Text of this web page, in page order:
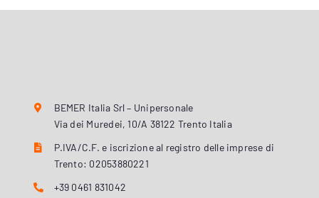
BEMER Italia Srl – Unipersonale
Via dei Muredei, 10/A 38122 Trento Italia
P.IVA/C.F. e iscrizione al registro delle imprese di
Trento: 02053880221
+39 0461 831042